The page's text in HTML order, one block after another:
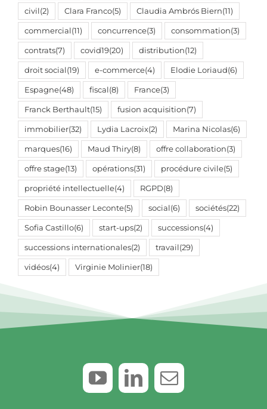
civil (2) Clara Franco(5) Claudia Ambrós Biern(11)
commercial (11) concurrence(3) consommation(3)
contrats(7) covid19(20) distribution(12)
droit social (19) e-commerce(4) Elodie Loriaud(6)
Espagne(48) fiscal (8) France(3)
Franck Berthault(15) fusion acquisition(7)
immobilier(32) Lydia Lacroix(2) Marina Nicolas(6)
marques(16) Maud Thiry(8) offre collaboration(3)
offre stage(13) opérations(31) procédure civile(5)
propriété intellectuelle(4) RGPD(8)
Robin Bounasser Leconte(5) social (6) sociétés(22)
Sofia Castillo(6) start-ups(2) successions(4)
successions internationales(2) travail (29)
vidéos(4) Virginie Molinier(18)